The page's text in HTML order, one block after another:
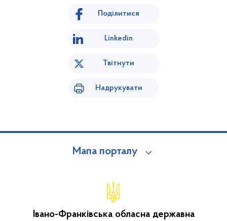
Поділитися
Linkedin
Твітнути
Надрукувати
Мапа порталу
Івано-Франківська обласна державна